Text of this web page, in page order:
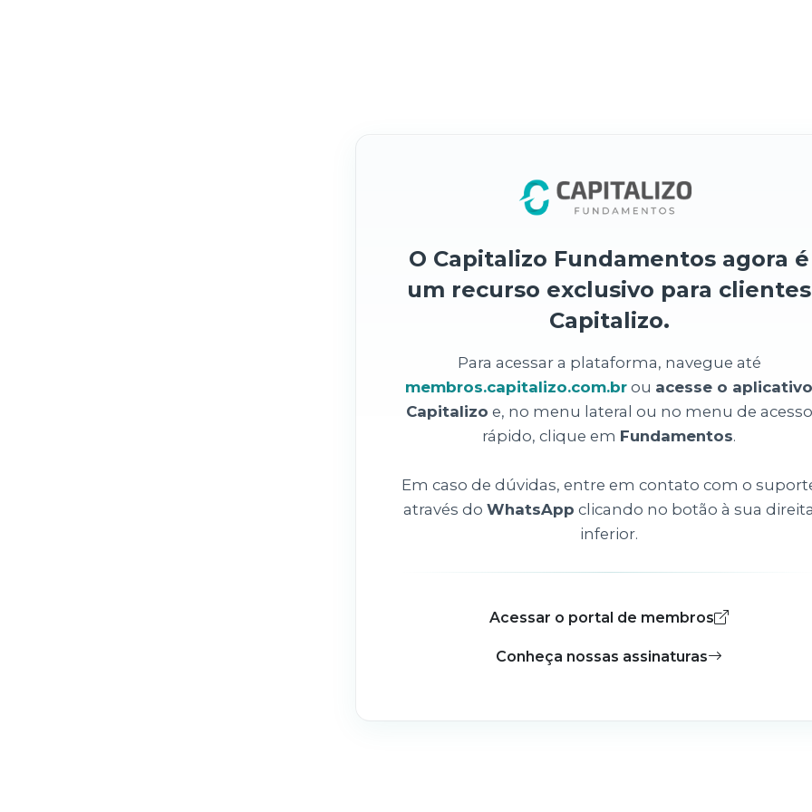
O Capitalizo Fundamentos agora é
um recurso exclusivo para clientes
Capitalizo.
Para acessar a plataforma, navegue até
membros.capitalizo.com.br ou acesse o aplicativo
Capitalizo e, no menu lateral ou no menu de acesso
rápido, clique em Fundamentos.
Em caso de dúvidas, entre em contato com o
através do WhatsApp clicando no botão à sua
inferior.
Acessar o portal de membros
Conheça nossas assinaturas